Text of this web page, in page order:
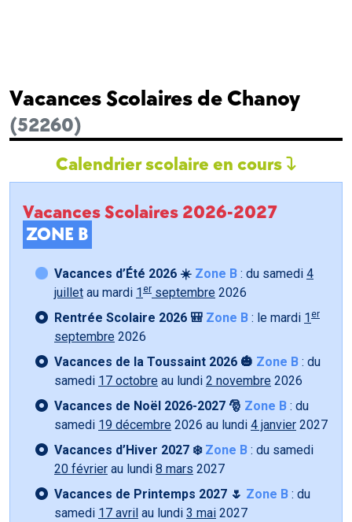
Vacances Scolaires de Chanoy
(52260)
Calendrier scolaire en cours
Vacances Scolaires 2026-2027
ZONE B
Vacances d’Été 2026 ☀️ Zone B : du samedi 4
juillet au mardi 1 er septembre 2026
Rentrée Scolaire 2026 🎒 Zone B : le mardi 1 er
septembre 2026
Vacances de la Toussaint 2026 🎃 Zone B : du
samedi 17 octobre au lundi 2 novembre 2026
Vacances de Noël 2026-2027 🎅 Zone B : du
samedi 19 décembre 2026 au lundi 4 janvier 2027
Vacances d’Hiver 2027 ❄️ Zone B : du samedi
20 février au lundi 8 mars 2027
Vacances de Printemps 2027 🌷 Zone B : du
samedi 17 avril au lundi 3 mai 2027